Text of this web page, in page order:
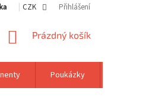
CZK Přihlášení
NÁKUPNÍ
Prázdný košík
Poukázky